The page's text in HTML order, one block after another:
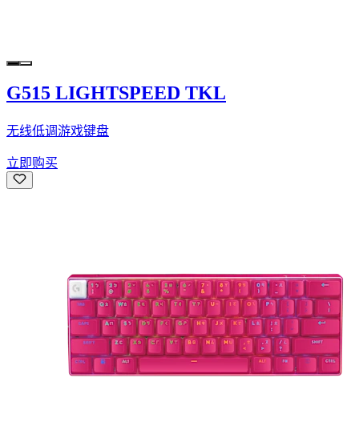
G515 LIGHTSPEED TKL
无线低调游戏键盘
立即购买